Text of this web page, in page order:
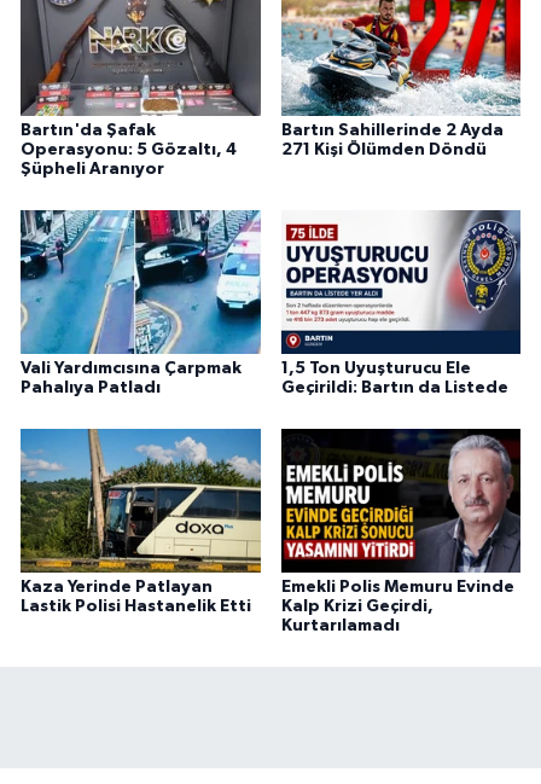
Bartın'da Şafak
Operasyonu: 5 Gözaltı, 4
Şüpheli Aranıyor
Bartın Sahillerinde 2 Ayda
271 Kişi Ölümden Döndü
Vali Yardımcısına Çarpmak
Pahalıya Patladı
1,5 Ton Uyuşturucu Ele
Geçirildi: Bartın da Listede
Kaza Yerinde Patlayan
Lastik Polisi Hastanelik Etti
Emekli Polis Memuru Evinde
Kalp Krizi Geçirdi,
Kurtarılamadı